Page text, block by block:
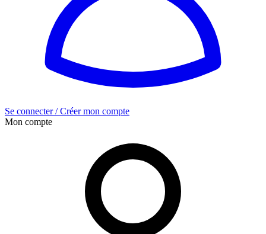
Se connecter / Créer mon compte
Mon compte